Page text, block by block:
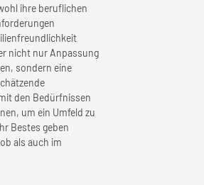
ihre beruflichen
nicht nur Anpassung
sondern eine
den Bedürfnissen
um ein Umfeld zu
Bestes geben
als auch im